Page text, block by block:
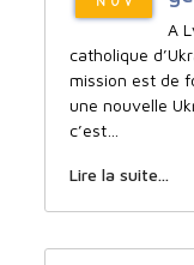
A
catholique
mission est de
une nouvelle
c’est…
Lire la suite...